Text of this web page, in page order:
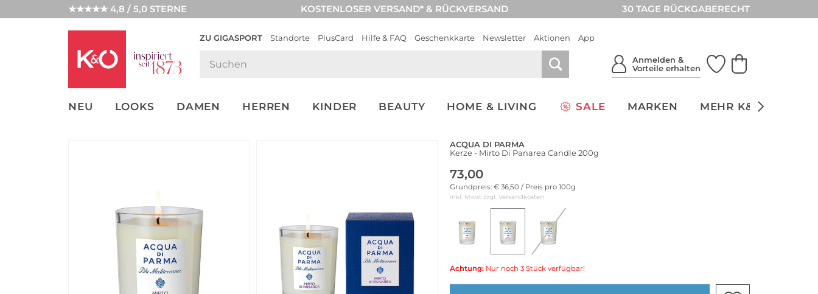
★★★★★ 4,8 / 5,0 STERNE KOSTENLOSER VERSAND* & RÜCKVERSAND 30 TAGE RÜCKGABERECHT
ZU GIGASPORT Standorte PlusCard Hilfe & FAQ Geschenkkarte Newsletter Aktionen App
Anmelden &
Vorteile erhalten
NEU LOOKS DAMEN HERREN KINDER BEAUTY HOME & LIVING SALE MARKEN MEHR K&Ö
UNSERE APP
CLICK &
ACQUA DI PARMA
Kerze - Mirto Di Panarea Candle 200g
73,00
Grundpreis: € 36,50 / Preis pro 100g
inkl. Mwst zzgl. Versandkosten
Achtung: Nur noch 3 Stück verfügbar!